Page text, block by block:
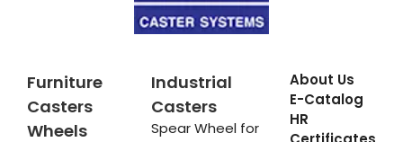
Furniture
Casters
Wheels
Industrial
Casters
Spear Wheel for
About Us
E-Catalog
HR